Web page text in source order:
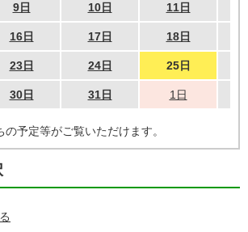
9日 10日 11日
16日 17日 18日
23日 24日 25日
30日 31日 1日
予定等がご覧いただけます。